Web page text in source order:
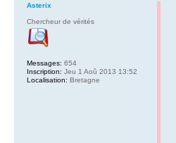
Asterix
Chercheur de vérités
Messages: 654
Inscription: Jeu 1 Aoû 2013 13:52
Localisation: Bretagne